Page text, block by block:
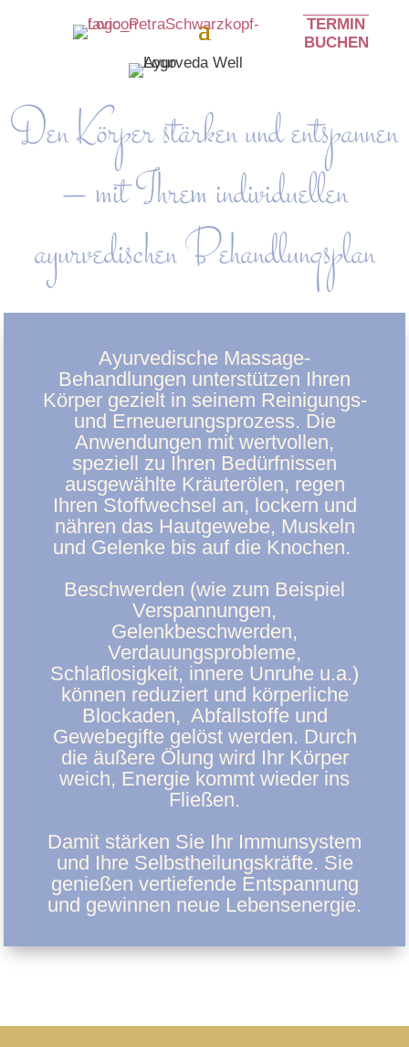
TERMIN
BUCHEN
Den Körper stärken und entspannen
– mit Ihrem individuellen
ayurvedischen Behandlungsplan
Ayurvedische Massage-
Behandlungen unterstützen Ihren
Körper gezielt in seinem Reinigungs-
und Erneuerungsprozess. Die
Anwendungen mit wertvollen,
speziell zu Ihren Bedürfnissen
ausgewählte Kräuterölen, regen
Ihren Stoffwechsel an, lockern und
nähren das Hautgewebe, Muskeln
und Gelenke bis auf die Knochen.
Beschwerden (wie zum Beispiel
Verspannungen,
Gelenkbeschwerden,
Verdauungsprobleme,
Schlaflosigkeit, innere Unruhe u.a.)
können reduziert und körperliche
Blockaden, Abfallstoffe und
Gewebegifte gelöst werden. Durch
die äußere Ölung wird Ihr Körper
weich, Energie kommt wieder ins
Fließen.
Damit stärken Sie Ihr Immunsystem
und Ihre Selbstheilungskräfte. Sie
genießen vertiefende Entspannung
und gewinnen neue Lebensenergie.